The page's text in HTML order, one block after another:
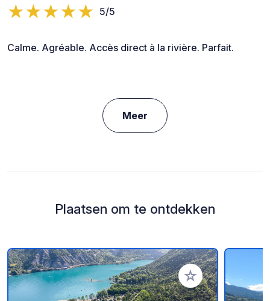
5/5
Calme. Agréable. Accès direct à la rivière. Parfait.
Meer
Plaatsen om te ontdekken
Voeg toe aan je